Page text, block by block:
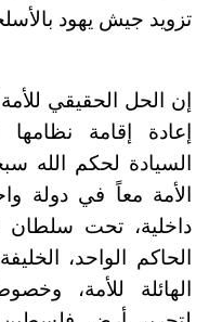
تزويد جيش يهود
إن الحل الحقيقي للأمة
إعادة إقامة
السيادة لحكم الله
الأمة معاً في دولة
داخلية، تحت
الحاكم الواحد،
الهائلة للأمة،